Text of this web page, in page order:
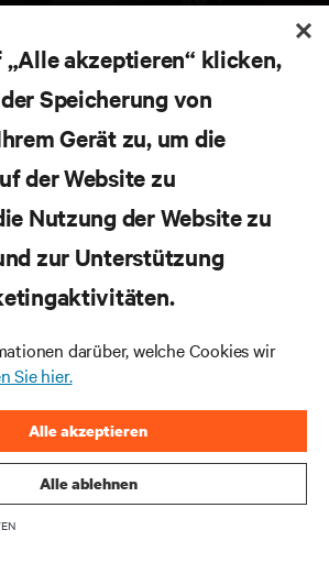
IN KONTAKT
• •
„Alle akzeptieren“ klicken,
Speicherung von
Gerät zu, um die
der Website zu
Nutzung der Website zu
zur Unterstützung
darüber, welche Cookies wir
Sie hier.
Alle ablehnen
Alle akzeptieren